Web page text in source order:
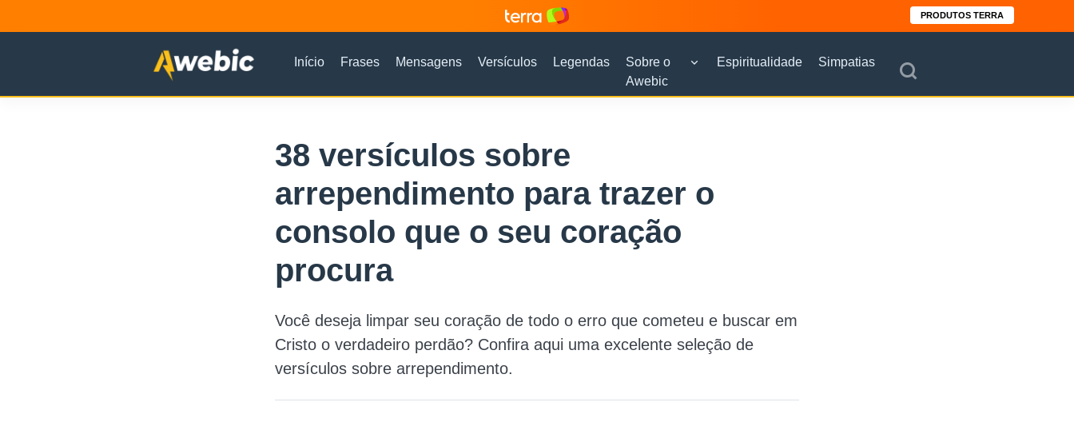
PRODUTOS TERRA
Início Frases Mensagens Versículos Legendas
Sobre o
Awebic
Espiritualidade Simpatias
38 versículos sobre
arrependimento para trazer o
consolo que o seu coração
procura
Você deseja limpar seu coração de todo o erro que cometeu e buscar em
Cristo o verdadeiro perdão? Confira aqui uma excelente seleção de
versículos sobre arrependimento.